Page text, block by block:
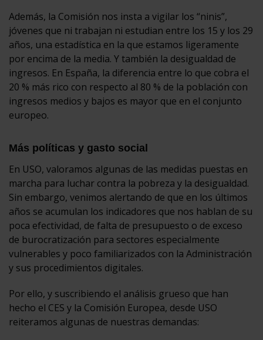
Además, la Comisión nos insta a vigilar los “ninis”,
jóvenes que ni trabajan ni estudian entre los 15 y los 29
años, una estadística en la que estamos ligeramente
por encima de la media. Y también la desigualdad de
ingresos. En España, la diferencia entre lo que cobra el
20 % más rico con respecto al 80 % de la población con
ingresos medios y bajos es mayor que en el conjunto
europeo.
Más políticas y gasto social
En USO, valoramos algunas de las medidas puestas en
marcha para luchar contra la pobreza y la desigualdad.
Sin embargo, venimos alertando de que en los últimos
años se acumulan los indicadores que nos hablan de su
poca efectividad, de falta de presupuesto o de exceso
de burocratización para sectores especialmente
vulnerables y poco familiarizados con la Administración
y sus procedimientos digitales.
Por ello, y suscribiendo el análisis grueso que han
hecho el CES y la Comisión Europea, desde USO
reiteramos algunas de nuestras demandas: